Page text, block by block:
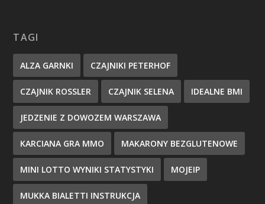
TAGI
ALZA GARNKI CZAJNIKI PETERHOF
CZAJNIK ROSSLER CZAJNIK SELENA IDEALNE BMI
JEDZENIE Z DOWOZEM WARSZAWA
KARCIANA GRA MMO MAKARONY BEZGLUTENOWE
MINI LOTTO WYNIKI STATYSTYKI MOJEIP
MUKKA BIALETTI INSTRUKCJA